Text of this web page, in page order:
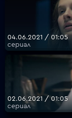
04.06.2021 / 01:05
сериал
02.06.2021 / 01:05
сериал